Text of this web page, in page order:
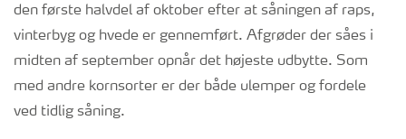
den første halvdel af oktober efter at såningen af raps,
vinterbyg og hvede er gennemført. Afgrøder der såes i
midten af september opnår det højeste udbytte. Som
med andre kornsorter er der både ulemper og fordele
ved tidlig såning.